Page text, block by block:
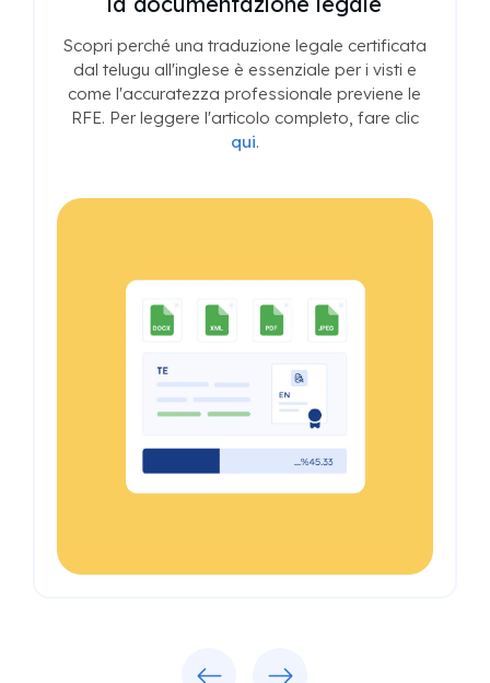
Scopri perché una traduzione legale certificata
dal telugu all'inglese è essenziale per i visti e
come l'accuratezza professionale previene le
RFE. Per leggere l'articolo completo, fare clic
qui.